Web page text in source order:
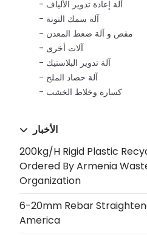
آلة إعادة تدوير الألياف
آلة سمك التونة
مقص و آلة ضغط المعدن
آلات أخرى
آلة تدوير البلاستيك
آلة حصاد الملح
كسارة وخلاط الخشب
الأخبار
200kg/h Rigid Plastic
Ordered By Armenia
Organization
6-20mm Rebar
America